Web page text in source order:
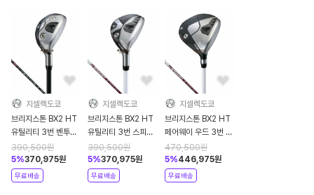
지셀렉도쿄
브리지스톤 BX2 HT
유틸리티 3번 벤투스
BS6h 2 2025년
390,500원
5%370,975원
무료배송
지셀렉도쿄
브리지스톤 BX2 HT
유틸리티 3번 스피더
NX BS50h 2025년
390,500원
5%370,975원
무료배송
지셀렉도쿄
브리지스톤 BX2 HT
페어웨이 우드 3번 스
피더 NX BS50w
2025년
470,500원
5%446,975원
무료배송